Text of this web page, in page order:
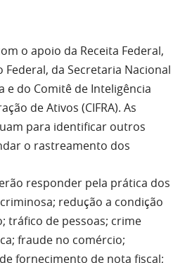
o apoio da Receita Federal,
da Secretaria Nacional
e do Comitê de Inteligência
de Ativos (CIFRA). As
para identificar outros
o rastreamento dos
responder pela prática dos
redução a condição
tráfico de pessoas; crime
fraude no comércio;
fornecimento de nota fiscal;